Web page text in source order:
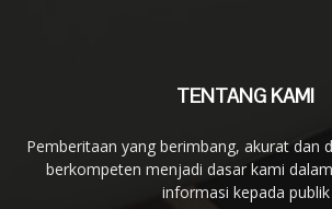
TENTANG KAMI
Pemberitaan yang berimbang, akurat dan
berkompeten menjadi dasar kami
informasi kepada publik